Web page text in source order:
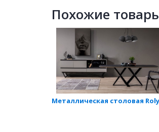
Похожие
Металлическая столовая